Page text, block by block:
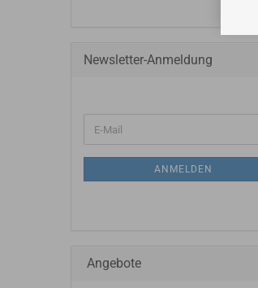
Newsletter-Anmeldung
ANMELDEN
Angebote